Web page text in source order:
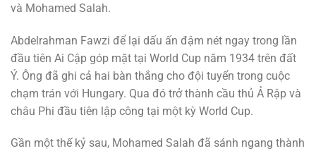
và Mohamed Salah.
Abdelrahman Fawzi để lại dấu ấn đậm nét ngay trong lần
đầu tiên Ai Cập góp mặt tại World Cup năm 1934 trên đất
Ý. Ông đã ghi cả hai bàn thắng cho đội tuyển trong cuộc
chạm trán với Hungary. Qua đó trở thành cầu thủ Ả Rập và
châu Phi đầu tiên lập công tại một kỳ World Cup.
Gần một thế kỷ sau, Mohamed Salah đã sánh ngang thành